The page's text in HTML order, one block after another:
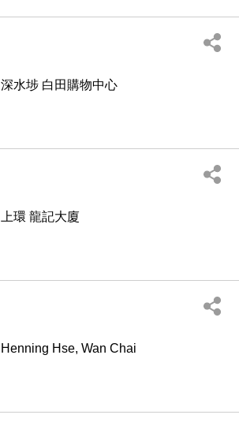
深水埗 白田購物中心
上環 龍記大廈
Henning Hse, Wan Chai